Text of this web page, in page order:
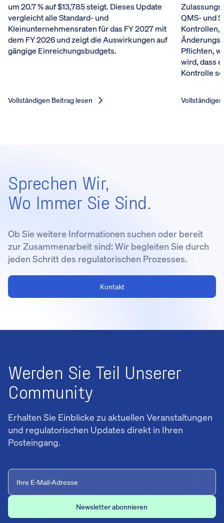
um 20.7 % auf $13,785 steigt. Dieses Update
vergleicht alle Standard- und
Kleinunternehmensraten für das FY 2027 mit
dem FY 2026 und zeigt die Auswirkungen auf
gängige Einreichungsbudgets.
Vollständigen Beitrag lesen
QMS- und
Kontrollen,
Pflichten,
wird, dass
Kontrolle
Sprechen Wir,
Wo Immer Sie Sind.
Ob Sie weitere Informationen suchen oder bereit
zur Zusammenarbeit sind: Wir begleiten Sie durch
jeden Schritt des regulatorischen Prozesses.
Kontakt
Werden Sie Teil Unserer
Community
Erhalten Sie Einblicke zu aktuellen Veranstaltungen
und regulatorischen Updates direkt in Ihren
Posteingang.